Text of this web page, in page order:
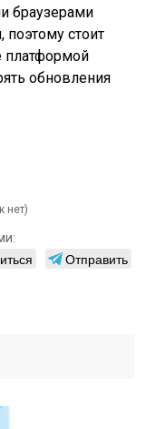
браузерами
поэтому стоит
платформой
обновления
нет)
Отправить